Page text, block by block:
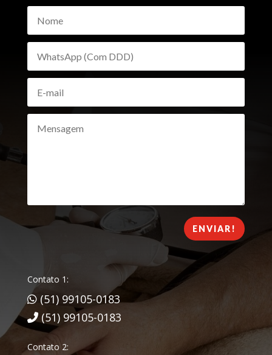
ENVIAR!
Contato 1:
(51) 99105-0183
(51) 99105-0183
Contato 2: